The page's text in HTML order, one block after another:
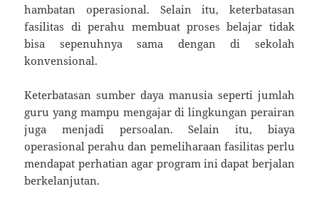
hambatan operasional. Selain itu, keterbatasan
fasilitas di perahu membuat proses belajar tidak
bisa sepenuhnya sama dengan di sekolah
konvensional.
Keterbatasan sumber daya manusia seperti jumlah
guru yang mampu mengajar di lingkungan perairan
juga menjadi persoalan. Selain itu, biaya
operasional perahu dan pemeliharaan fasilitas perlu
mendapat perhatian agar program ini dapat berjalan
berkelanjutan.